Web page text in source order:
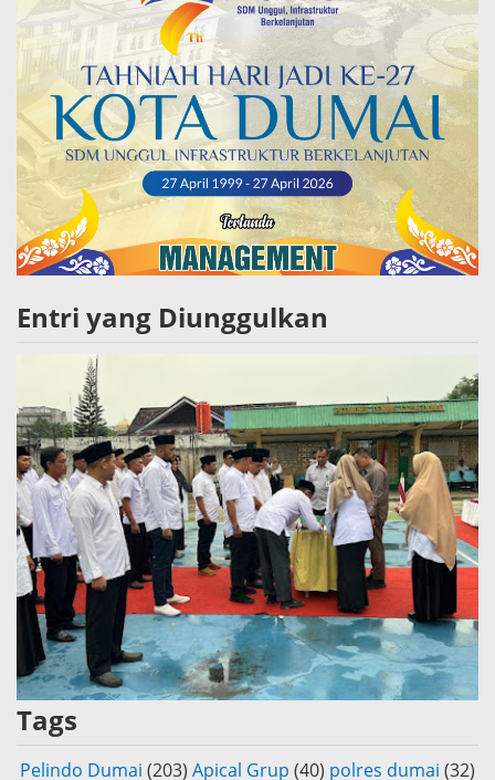
Entri yang Diunggulkan
Tags
Pelindo Dumai (203) Apical Grup (40) polres dumai (32)